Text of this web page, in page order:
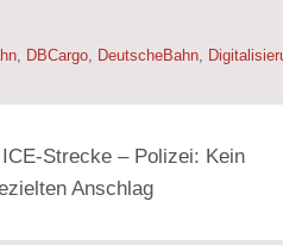
DBCargo DeutscheBahn
Strecke – Polizei: Kein
Anschlag